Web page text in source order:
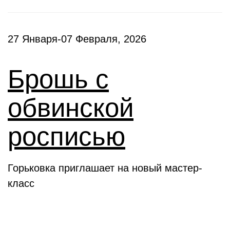
27 Января-07 Февраля, 2026
Брошь с
обвинской
росписью
Горьковка приглашает на новый мастер-
класс